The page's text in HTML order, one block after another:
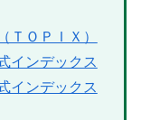
ＯＰＩＸ）
インデックス
インデックス